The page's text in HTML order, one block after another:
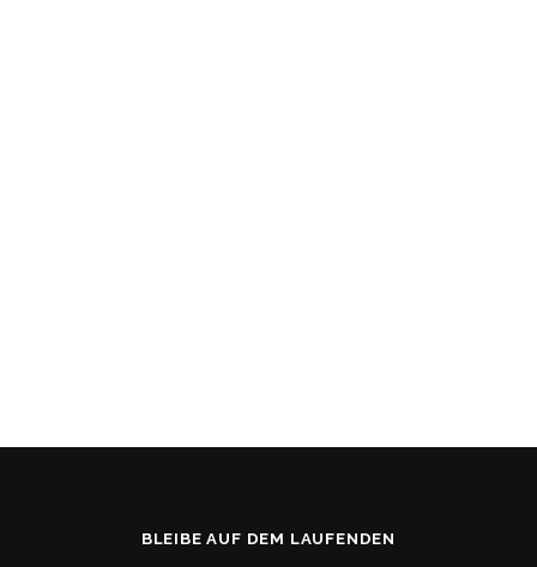
BLEIBE AUF DEM LAUFENDEN